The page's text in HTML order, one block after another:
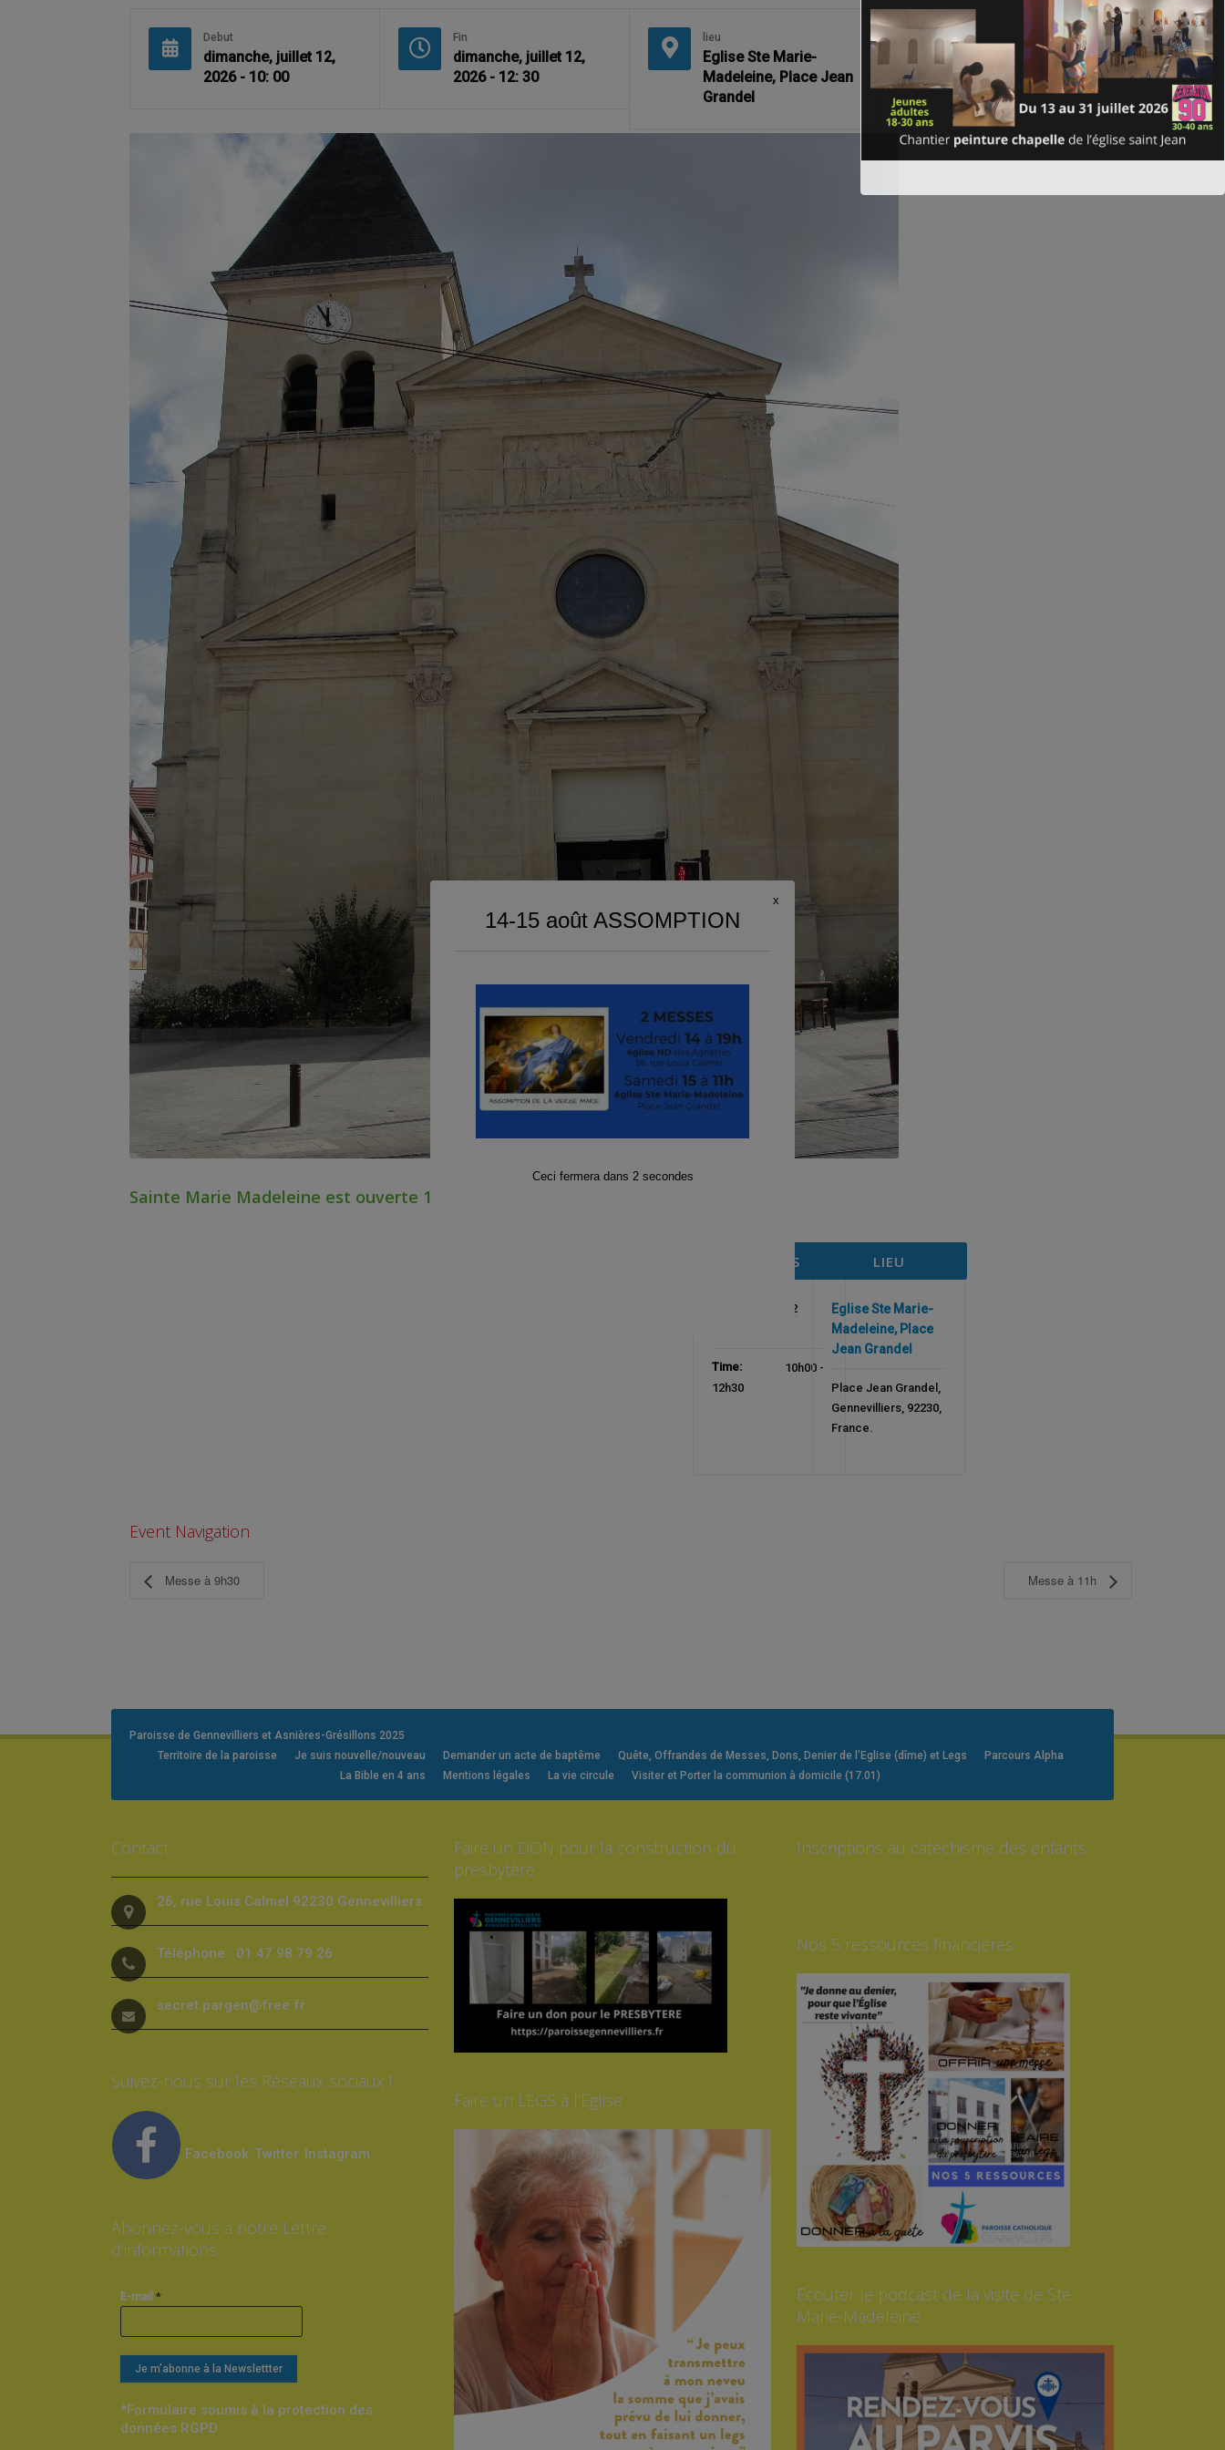
Debut
dimanche, juillet 12,
2026 - 10: 00
Fin
dimanche, juillet 12,
2026 - 12: 30
lieu
Eglise Ste Marie-
Madeleine, Place Jean
Grandel
Sainte Marie Madeleine est ouverte 10h-12h
DETAILS
12
Time:
10h00 -
12h30
LIEU
Eglise Ste Marie-
Madeleine, Place
Jean Grandel
Place Jean Grandel ,
Gennevilliers, 92230,
France.
Event Navigation
Messe à 9h30 Messe à 11h
Paroisse de Gennevilliers et Asnières-Grésillons 2025
Territoire de la paroisse
Je suis nouvelle/nouveau Demander un acte de baptême Quête, Offrandes de Messes, Dons, Denier de l’Eglise (dîme) et Legs
Parcours Alpha
La Bible en 4 ans
Mentions légales La vie circule Visiter et Porter la communion à domicile (17.01)
Contact
26, rue Louis Calmel 92230 Gennevilliers
Téléphone : 01 47 98 79 26
secret.pargen@free.fr
Suivez-nous sur les Réseaux sociaux !
Facebook Twitter Instagram
Abonnez-vous à notre Lettre
d’informations
E-mail *
*Formulaire soumis à la protection des
données RGPD
Faire un DON pour la construction du
presbytère
Faire un LEGS à l’Eglise
Inscriptions au catéchisme des enfants
Nos 5 ressources financières
Ecouter le podcast de la visite de Ste
Marie-Madeleine
14-15 août ASSOMPTION
Ceci fermera dans 1secondes
x